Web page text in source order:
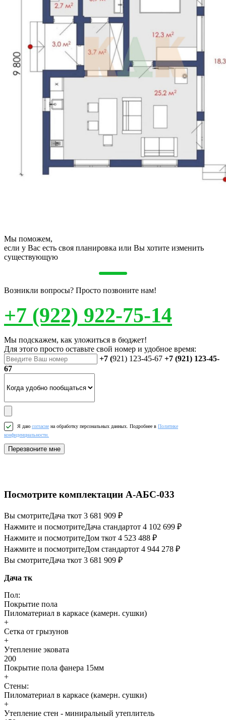
Мы поможем,
если у Вас есть своя планировка или Вы хотите изменить
существующую
Возникли вопросы? Просто позвоните нам!
+7 (922) 922-75-14
Мы подскажем, как уложиться в бюджет!
Для этого просто оставьте свой номер и удобное время:
+7 (921) 123-45-67 +7 (921) 123-45-
67
Я даю согласие на обработку персональных данных. Подробнее в Политике
конфиденциальности.
Перезвоните мне
Посмотрите комплектации А-АБС-033
Вы смотритеДача ткот 3 681 909 ₽
Нажмите и посмотритеДача стандартот 4 102 699 ₽
Нажмите и посмотритеДом ткот 4 523 488 ₽
Нажмите и посмотритеДом стандартот 4 944 278 ₽
Вы смотритеДача ткот 3 681 909 ₽
Дача тк
Пол:
Покрытие пола
Пиломатериал в каркасе (камерн. сушки)
+
Сетка от грызунов
+
Утепление эковата
200
Покрытие пола фанера 15мм
+
Стены:
Пиломатериал в каркасе (камерн. сушки)
+
Утепление стен - миниральный утеплитель